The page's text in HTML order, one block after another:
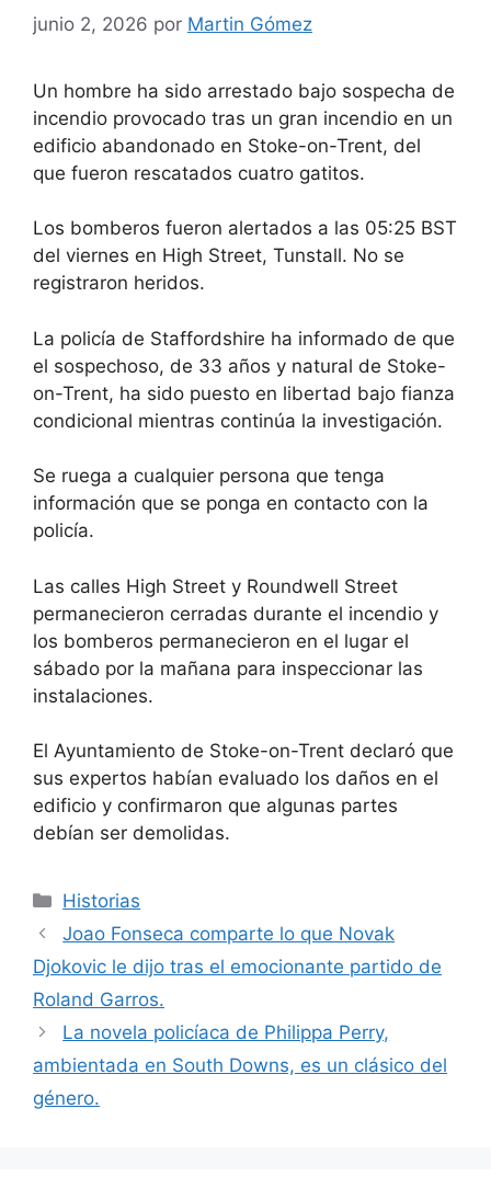
junio 2, 2026 por Martin Gómez
Un hombre ha sido arrestado bajo sospecha de
incendio provocado tras un gran incendio en un
edificio abandonado en Stoke-on-Trent, del
que fueron rescatados cuatro gatitos.
Los bomberos fueron alertados a las 05:25 BST
del viernes en High Street, Tunstall. No se
registraron heridos.
La policía de Staffordshire ha informado de que
el sospechoso, de 33 años y natural de Stoke-
on-Trent, ha sido puesto en libertad bajo fianza
condicional mientras continúa la investigación.
Se ruega a cualquier persona que tenga
información que se ponga en contacto con la
policía.
Las calles High Street y Roundwell Street
permanecieron cerradas durante el incendio y
los bomberos permanecieron en el lugar el
sábado por la mañana para inspeccionar las
instalaciones.
El Ayuntamiento de Stoke-on-Trent declaró que
sus expertos habían evaluado los daños en el
edificio y confirmaron que algunas partes
debían ser demolidas.
Categorías
Historias
Joao Fonseca comparte lo que Novak
Djokovic le dijo tras el emocionante partido de
Roland Garros.
La novela policíaca de Philippa Perry,
ambientada en South Downs, es un clásico del
género.